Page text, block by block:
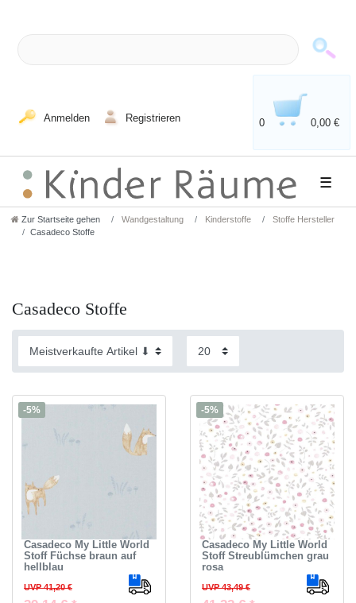
Anmelden Registrieren 0 0,00 €
☰
Zur Startseite gehen Wandgestaltung Kinderstoffe
Stoffe Hersteller
Casadeco Stoffe
Casadeco Stoffe
-5%
Casadeco My Little World
Stoff Füchse braun auf
hellblau
UVP 41,20 €
-5%
Casadeco My Little World
Stoff Streublümchen grau
rosa
UVP 43,49 €